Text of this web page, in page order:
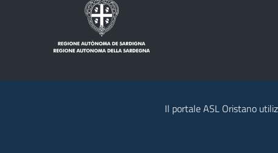
Privacy policy Contatti
Il portale ASL Oristano